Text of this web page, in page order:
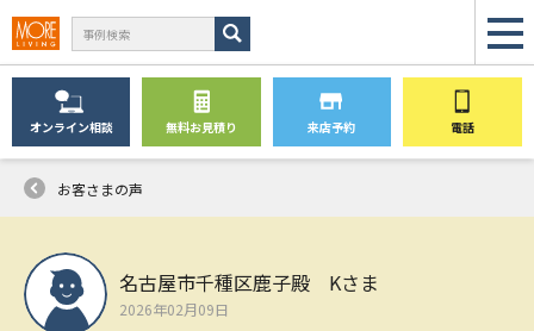
オンライン相談 無料お見積り 来店予約 電話
お客さまの声
名古屋市千種区鹿子殿 Kさま
2026年02月09日